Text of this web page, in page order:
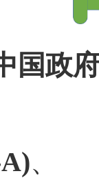
国政
、